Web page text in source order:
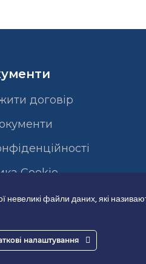
договір
Cookie
- All rights reserved.
файли даних, які
налаштування